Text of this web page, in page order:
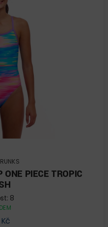
ONE PIECE TROPIC
8